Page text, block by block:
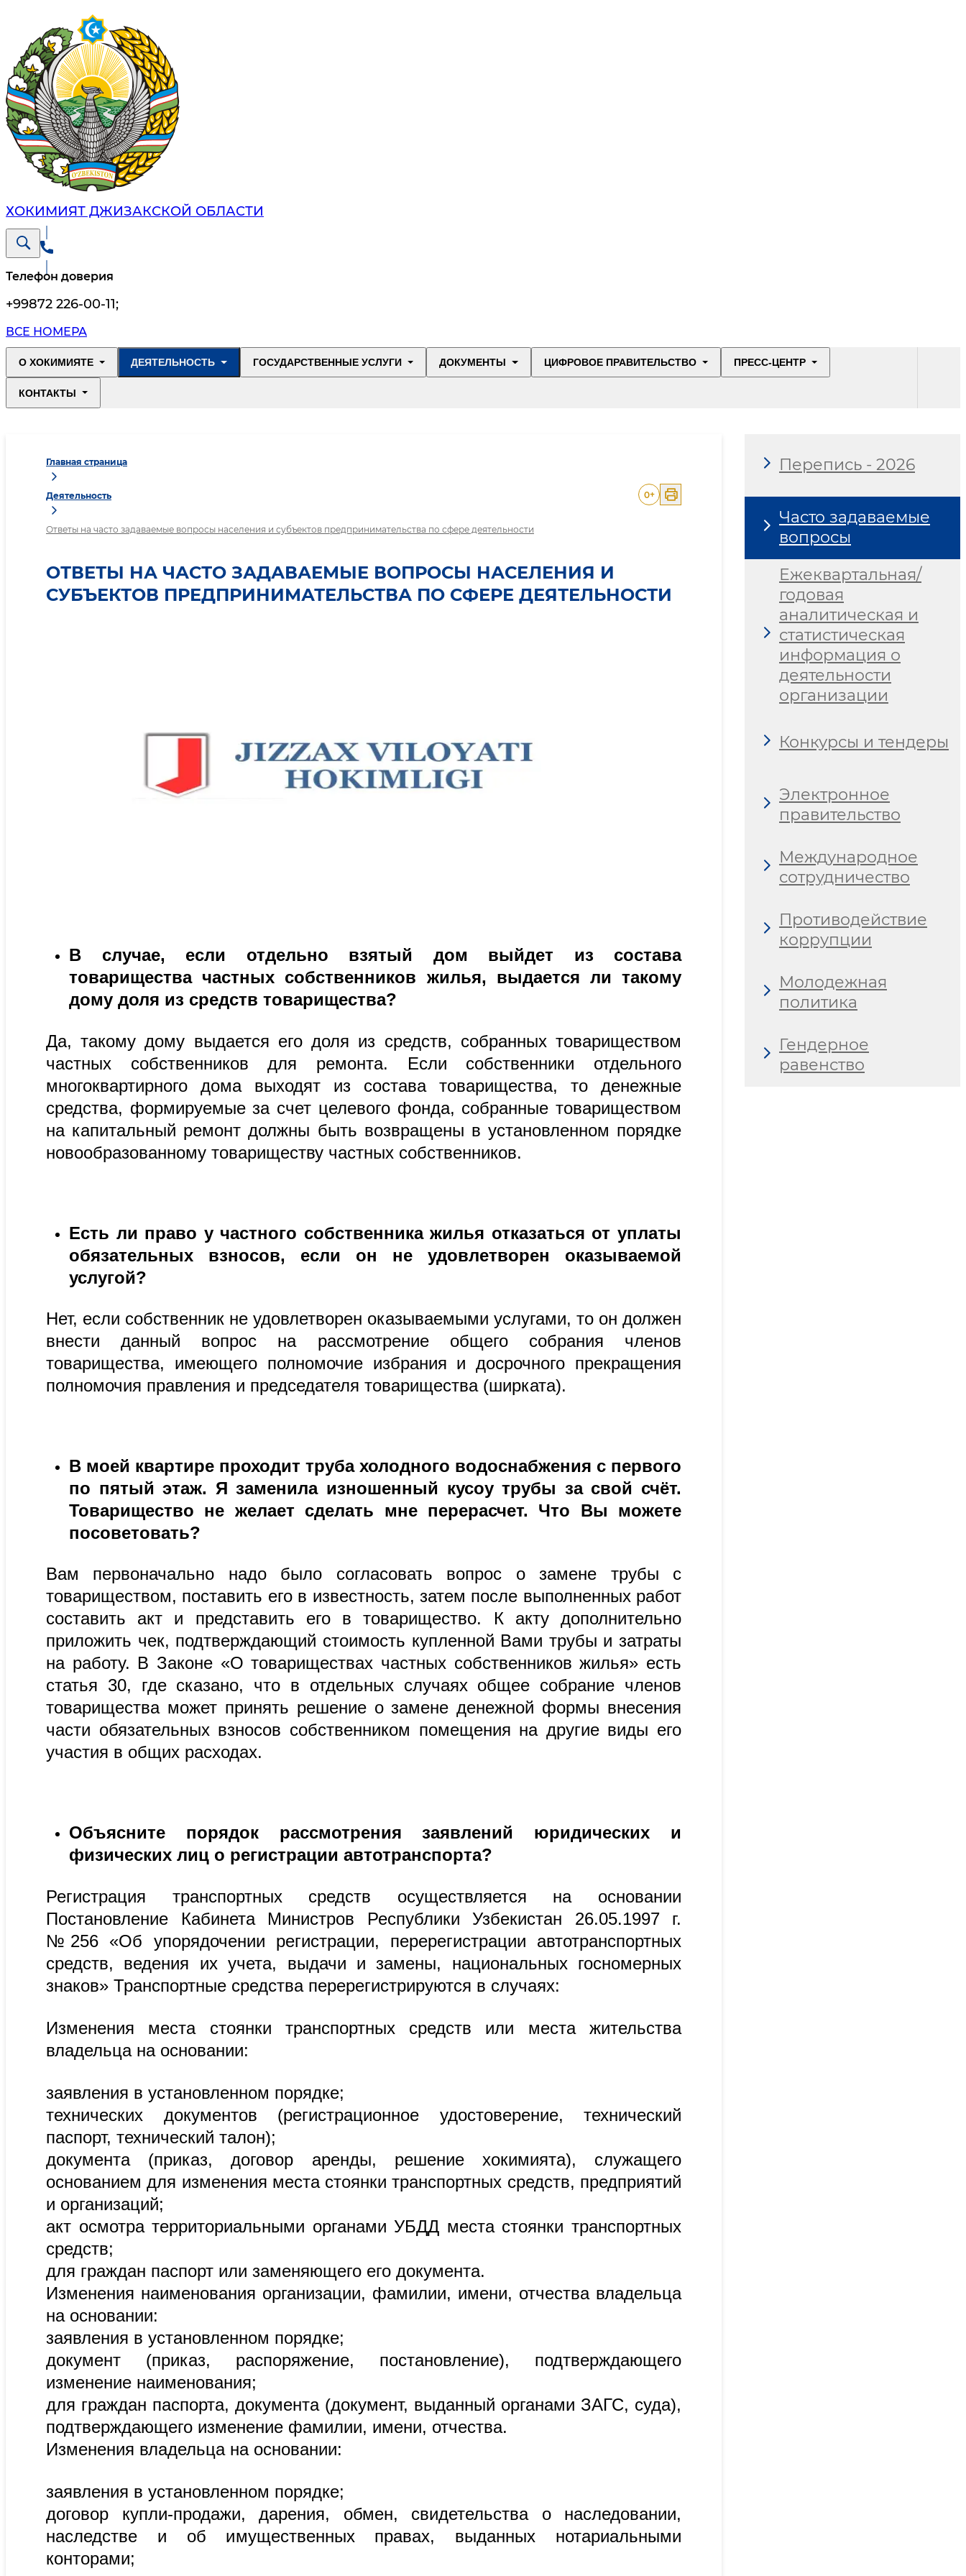
ХОКИМИЯТ ДЖИЗАКСКОЙ ОБЛАСТИ
Телефон доверия
+99872 226-00-11;
ВСЕ НОМЕРА
О ХОКИМИЯТЕ ДЕЯТЕЛЬНОСТЬ ГОСУДАРСТВЕННЫЕ УСЛУГИ ДОКУМЕНТЫ ЦИФРОВОЕ ПРАВИТЕЛЬСТВО ПРЕСС-ЦЕНТР
КОНТАКТЫ
Главная страница
Деятельность
Ответы на часто задаваемые вопросы населения и субъектов предпринимательства по сфере деятельности
0+
ОТВЕТЫ НА ЧАСТО ЗАДАВАЕМЫЕ ВОПРОСЫ НАСЕЛЕНИЯ И
СУБЪЕКТОВ ПРЕДПРИНИМАТЕЛЬСТВА ПО СФЕРЕ ДЕЯТЕЛЬНОСТИ
В случае, если отдельно взятый дом выйдет из состава
товарищества частных собственников жилья, выдается ли такому
дому доля из средств товарищества?
Да, такому дому выдается его доля из средств, собранных товариществом
частных собственников для ремонта. Если собственники отдельного
многоквартирного дома выходят из состава товарищества, то денежные
средства, формируемые за счет целевого фонда, собранные товариществом
на капитальный ремонт должны быть возвращены в установленном порядке
новообразованному товариществу частных собственников.
Есть ли право у частного собственника жилья отказаться от уплаты
обязательных взносов, если он не удовлетворен оказываемой
услугой?
Нет, если собственник не удовлетворен оказываемыми услугами, то он должен
внести данный вопрос на рассмотрение общего собрания членов
товарищества, имеющего полномочие избрания и досрочного прекращения
полномочия правления и председателя товарищества (ширката).
В моей квартире проходит труба холодного водоснабжения с первого
по пятый этаж. Я заменила изношенный кусоу трубы за свой счёт.
Товарищество не желает сделать мне перерасчет. Что Вы можете
посоветовать?
Вам первоначально надо было согласовать вопрос о замене трубы с
товариществом, поставить его в известность, затем после выполненных работ
составить акт и представить его в товарищество. К акту дополнительно
приложить чек, подтверждающий стоимость купленной Вами трубы и затраты
на работу. В Законе «О товариществах частных собственников жилья» есть
статья 30, где сказано, что в отдельных случаях общее собрание членов
товарищества может принять решение о замене денежной формы внесения
части обязательных взносов собственником помещения на другие виды его
участия в общих расходах.
Объясните порядок рассмотрения заявлений юридических и
физических лиц о регистрации автотранспорта?
Регистрация транспортных средств осуществляется на основании
Постановление Кабинета Министров Республики Узбекистан 26.05.1997 г.
№256 «Об упорядочении регистрации, перерегистрации автотранспортных
средств, ведения их учета, выдачи и замены, национальных госномерных
знаков» Транспортные средства перерегистрируются в случаях:
Изменения места стоянки транспортных средств или места жительства
владельца на основании:
заявления в установленном порядке;
технических документов (регистрационное удостоверение, технический
паспорт, технический талон);
документа (приказ, договор аренды, решение хокимията), служащего
основанием для изменения места стоянки транспортных средств, предприятий
и организаций;
акт осмотра территориальными органами УБДД места стоянки транспортных
средств;
для граждан паспорт или заменяющего его документа.
Изменения наименования организации, фамилии, имени, отчества владельца
на основании:
заявления в установленном порядке;
документ (приказ, распоряжение, постановление), подтверждающего
изменение наименования;
для граждан паспорта, документа (документ, выданный органами ЗАГС, суда),
подтверждающего изменение фамилии, имени, отчества.
Изменения владельца на основании:
заявления в установленном порядке;
договор купли-продажи, дарения, обмен, свидетельства о наследовании,
наследстве и об имущественных правах, выданных нотариальными
конторами;
Перепись - 2026
Часто задаваемые
вопросы
Ежеквартальная/
годовая
аналитическая и
статистическая
информация о
деятельности
организации
Конкурсы и тендеры
Электронное
правительство
Международное
сотрудничество
Противодействие
коррупции
Молодежная
политика
Гендерное
равенство